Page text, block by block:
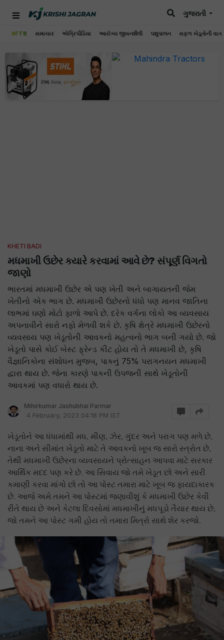
#FTB સમાચાર એગ્રિપીડિયા આરોગ્ય જીવનશૈલી પશુપાલન સફળ ખેડૂતોની વાત
ગુજરાતી
KHETI BADI
મધમાખી ઉછેર ક્યારે કરવામાં આવે છે? સંપૂર્ણ વિગતો
જાણો
ભારતમાં મધમાખી ઉછેર એ પણ ખેતી અને બાગાયતની જેમ
ખેતીનો એક ભાગ છે. મધમાખી ઉછેરનો ધંધો પણ માનવ જાતિના
લાભમાં ઘણો મોટો ફાળો આપે છે. દરેક વર્ગના લોકો આ વ્યવસાય
અપનાવીને સારો નફો મેળવી શકે છે. કૃષિ ક્ષેત્રે મધમાખી ઉછેરનો
વ્યવસાય પણ ખેડૂતોની આવકનો મહત્વનો ભાગ બની ગયો છે. જો
ખેડૂતો પાસે કોઈ બેસ્ટ ફ્રેન્ડ કીટ હોય તો તે મધમાખી છે, કૃષિ
વૈજ્ઞાનિકોના સંશોધન મુજબ, પાકનું 75% પરાગનયન મધમાખી
દ્વારા થાય છે. જેના કારણે પાકની ઉપજની સાથે ખેડૂતોની
આવકમાં પણ વધારો થાય છે.
Mihirkumar Jashubhai Parmar
4 February, 2023 04:18 PM IST
ખેડૂતોને આ ધંધામાંથી મધ, મીણ, ઝેર, ગુંદર અને પરાગ પણ મળે છે,
નાના અને સીમાંત ખેડૂતો માટે તે આવકનો ખૂબ જ સારો સ્ત્રોત છે,
તેથી મધમાખી ઉછેરના વ્યવસાયને પ્રોત્સાહન આપવા માટે સરકાર
આર્થિક મદદ પણ કરે છે. આ સિવાય જો તમે ખેડૂત છો અને સારી
કમાણી કરવા માંગો છો તો આ પોસ્ટ તમારા માટે ખૂબ જ ફાયદાકારક
છે. આજે અમે તમને આ પોસ્ટમાં જણાવીશું કે મધમાખી ઉછેર કેવી
રીતે થાય છે અને કેટલા દિવસોમાં મધમાખીનું મધપૂડો તૈયાર થાય છે,
જો તમને આ પોસ્ટ ગમી હોય તો તમારા મિત્રો સાથે શેર કરજો.